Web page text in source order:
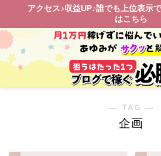
アクセス♪収益UP♪誰でも上位表示
はこちら
― TAG ―
企画